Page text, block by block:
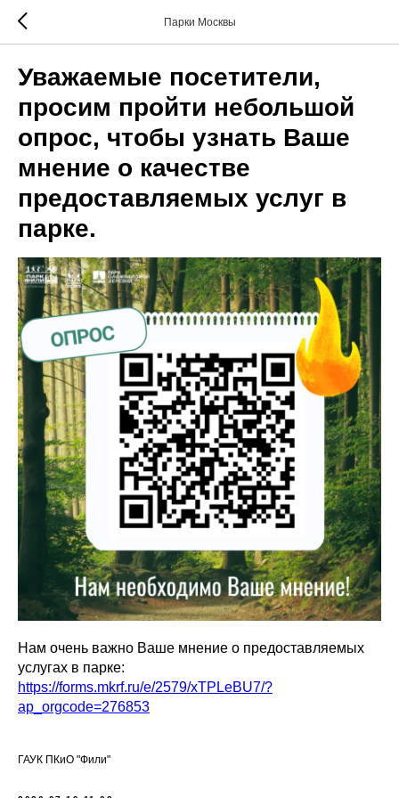
Парки Москвы
Уважаемые посетители,
просим пройти небольшой
опрос, чтобы узнать Ваше
мнение о качестве
предоставляемых услуг в
парке.
Нам очень важно Ваше мнение о предоставляемых
услугах в парке:
https://forms.mkrf.ru/e/2579/xTPLeBU7/?
ap_orgcode=276853
ГАУК ПКиО "Фили"